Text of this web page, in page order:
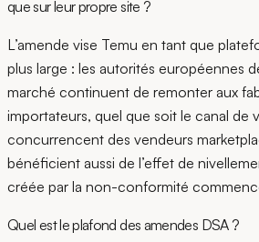
que sur leur propre site ?
L’amende vise Temu en tant que
plus large : les autorités européennes
marché continuent de remonter aux
importateurs, quel que soit le canal de
concurrencent des vendeurs
bénéficient aussi de l’effet de
créée par la non-conformité
Quel est le plafond des amendes DSA ?